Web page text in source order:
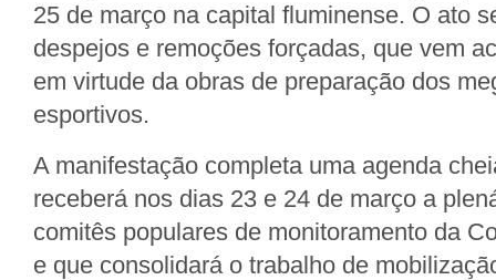
25 de março na capital fluminense. O ato
despejos e remoções forçadas, que vem
em virtude da obras de preparação dos
esportivos.
A manifestação completa uma agenda
receberá nos dias 23 e 24 de março a
comitês populares de monitoramento da
e que consolidará o trabalho de